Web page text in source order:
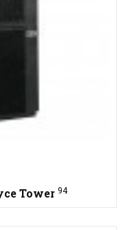
Tower 94